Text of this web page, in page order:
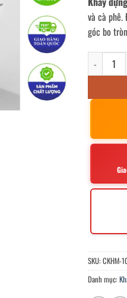
và cà
góc bo
khay
SKU:CKHM-
Danh mục: